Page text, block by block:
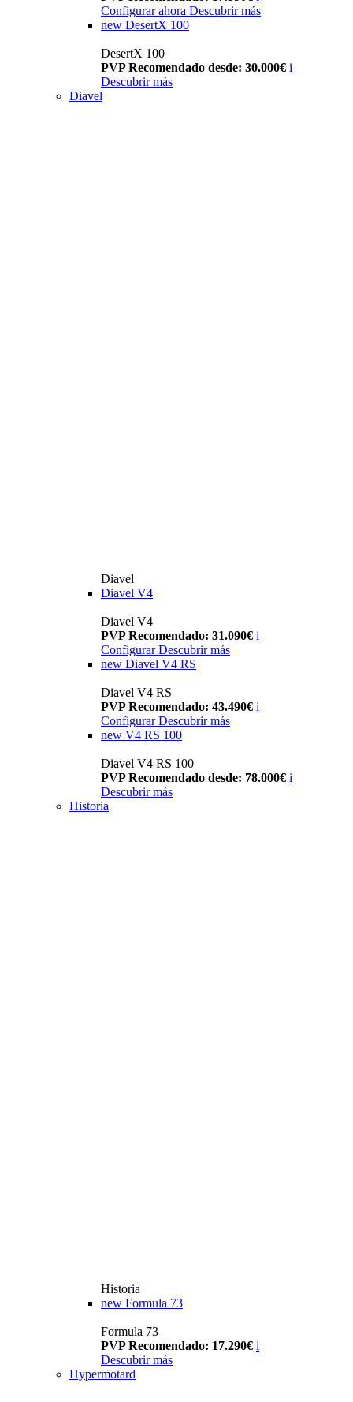
Configurar ahora Descubrir más
new DesertX 100
DesertX 100
PVP Recomendado desde: 30.000€ i
Descubrir más
Diavel
Diavel
Diavel V4
Diavel V4
PVP Recomendado: 31.090€ i
Configurar Descubrir más
new Diavel V4 RS
Diavel V4 RS
PVP Recomendado: 43.490€ i
Configurar Descubrir más
new V4 RS 100
Diavel V4 RS 100
PVP Recomendado desde: 78.000€ i
Descubrir más
Historia
Historia
new Formula 73
Formula 73
PVP Recomendado: 17.290€ i
Descubrir más
Hypermotard